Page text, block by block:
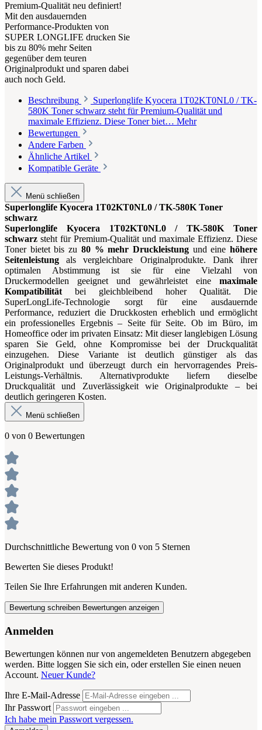
Premium-Qualität neu definiert!
Mit den ausdauernden
Performance-Produkten von
SUPER LONGLIFE drucken Sie
bis zu 80% mehr Seiten
gegenüber dem teuren
Originalprodukt und sparen dabei
auch noch Geld.
Beschreibung
Superlonglife Kyocera 1T02KT0NL0 / TK-
580K Toner schwarz steht für Premium-Qualität und
maximale Effizienz. Diese Toner biet… Mehr
Bewertungen
Andere Farben
Ähnliche Artikel
Kompatible Geräte
Menü schließen
Superlonglife Kyocera 1T02KT0NL0 / TK-580K Toner
schwarz
Superlonglife Kyocera 1T02KT0NL0 / TK-580K Toner
schwarz steht für Premium-Qualität und maximale Effizienz. Diese
Toner bietet bis zu 80 % mehr Druckleistungund einehöhere
Seitenleistung als vergleichbare Originalprodukte. Dank ihrer
optimalen Abstimmung ist sie für eine Vielzahl von
Druckermodellen geeignet und gewährleistet eine maximale
Kompatibilitätbei gleichbleibend hoher Qualität. Die
SuperLongLife-Technologie sorgt für eine ausdauernde
Performance, reduziert die Druckkosten erheblich und ermöglicht
ein professionelles Ergebnis – Seite für Seite. Ob im Büro, im
Homeoffice oder im privaten Einsatz: Mit dieser langlebigen Lösung
sparen Sie Geld, ohne Kompromisse bei der Druckqualität
einzugehen. Diese Variante ist deutlich günstiger als das
Originalprodukt und überzeugt durch ein hervorragendes Preis-
Leistungs-Verhältnis. Alternativprodukte liefern dieselbe
Druckqualität und Zuverlässigkeit wie Originalprodukte – bei
deutlich geringeren Kosten.
Menü schließen
0 von 0 Bewertungen
Durchschnittliche Bewertung von 0 von 5 Sternen
Bewerten Sie dieses Produkt!
Teilen Sie Ihre Erfahrungen mit anderen Kunden.
Bewertung schreiben Bewertungen anzeigen
Anmelden
Bewertungen können nur von angemeldeten Benutzern abgegeben
werden. Bitte loggen Sie sich ein, oder erstellen Sie einen neuen
Account. Neuer Kunde?
Ihre E-Mail-Adresse
Ihr Passwort
Ich habe mein Passwort vergessen.